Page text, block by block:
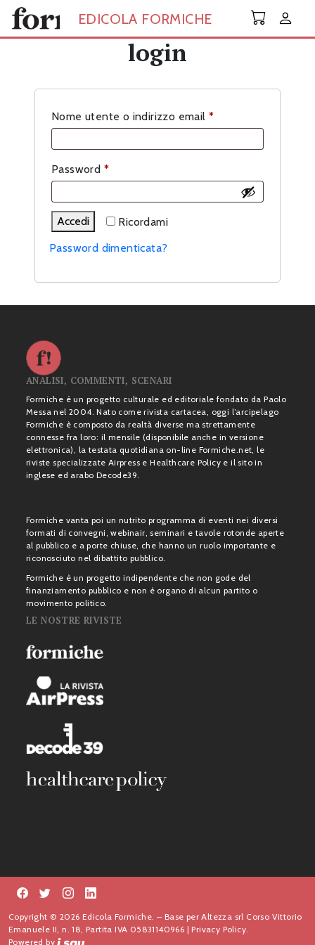
Skip to main content
EDICOLA FORMICHE
login
Nome utente o indirizzo email *Richiesto
Password *Richiesto
Ricordami
Accedi
Password dimenticata?
ANALISI, COMMENTI, SCENARI
Formiche è un progetto culturale ed editoriale fondato da Paolo
Messa nel 2004. Nato come rivista cartacea, oggi l’arcipelago
Formiche è composto da realtà diverse ma strettamente
connesse fra loro: il mensile (disponibile anche in versione
elettronica), la testata quotidiana on-line Formiche.net, le
riviste specializzate Airpress e Healthcare Policy e il sito in
inglese ed arabo Decode39.
Formiche vanta poi un nutrito programma di eventi nei diversi
formati di convegni, webinair, seminari e tavole rotonde aperte
al pubblico e a porte chiuse, che hanno un ruolo importante e
riconosciuto nel dibattito pubblico.
Formiche è un progetto indipendente che non gode del
finanziamento pubblico e non è organo di alcun partito o
movimento politico.
LE NOSTRE RIVISTE
Copyright © 2026 Edicola Formiche. – Base per Altezza srl Corso Vittorio
Emanuele II, n. 18, Partita IVA 05831140966 |Privacy Policy.
Powered by